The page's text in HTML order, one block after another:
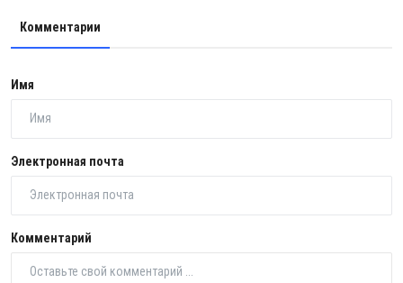
Комментарии
Имя
Электронная почта
Комментарий